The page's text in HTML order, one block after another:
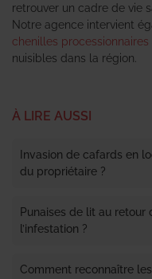
retrouver un cadre de vie
Notre agence intervient
chenilles
nuisibles dans la région.
À LIRE AUSSI
Invasion de cafards en
du propriétaire ?
Punaises de lit au
l’infestation ?
Comment reconnaître